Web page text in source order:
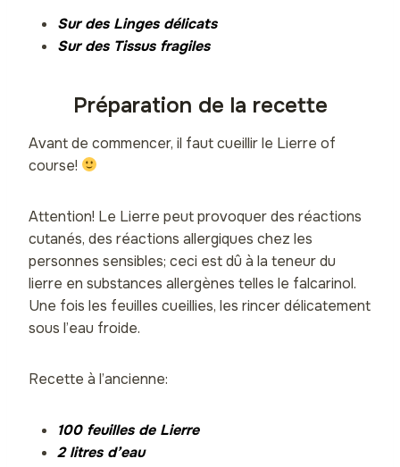
Sur des Linges délicats
Sur des Tissus fragiles
Préparation de la recette
Avant de commencer, il faut cueillir le Lierre of
course!
Attention! Le Lierre peut provoquer des réactions
cutanés, des réactions allergiques chez les
personnes sensibles; ceci est dû à la teneur du
lierre en substances allergènes telles le falcarinol.
Une fois les feuilles cueillies, les rincer délicatement
sous l’eau froide.
Recette à l’ancienne:
100 feuilles de Lierre
2 litres d’eau